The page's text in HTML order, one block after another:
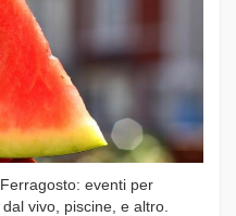
eventi per
vivo, piscine, e altro.